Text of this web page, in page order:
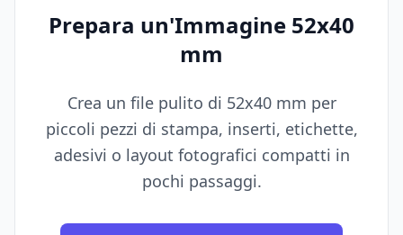
Prepara un'Immagine 52x40
mm
Crea un file pulito di 52x40 mm per
piccoli pezzi di stampa, inserti, etichette,
adesivi o layout fotografici compatti in
pochi passaggi.